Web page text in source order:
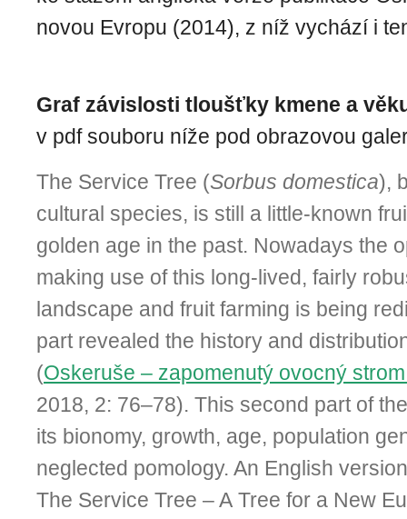
novou Evropu (2014), z níž vychází i
Graf závislosti tloušťky kmene a
v pdf souboru níže pod obrazovou
The Service Tree (Sorbus domestica),
cultural species, is still a little-known
golden age in the past. Nowadays the
making use of this long-lived, fairly
landscape and fruit farming is being
part revealed the history and
(Oskeruše – zapomenutý ovocný
2018, 2: 76–78). This second part of
its bionomy, growth, age, population
neglected pomology. An English
The Service Tree – A Tree for a New